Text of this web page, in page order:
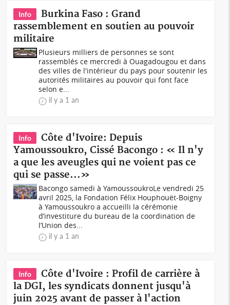
Info
Burkina Faso : Grand
rassemblement en soutien au pouvoir
militaire
Plusieurs milliers de personnes se sont
rassemblés ce mercredi à Ouagadougou et dans
des villes de l'intérieur du pays pour soutenir les
autorités militaires au pouvoir qui font face
selon e...
il y a 1 an
Info
Côte d'Ivoire: Depuis
Yamoussoukro, Cissé Bacongo : « Il n'y
a que les aveugles qui ne voient pas ce
qui se passe...»
Bacongo samedi à YamoussoukroLe vendredi 25
avril 2025, la Fondation Félix Houphouët-Boigny
à Yamoussoukro a accueilli la cérémonie
d’investiture du bureau de la coordination de
l’Union des...
il y a 1 an
Info
Côte d'Ivoire : Profil de carrière à
la DGI, les syndicats donnent jusqu'à
juin 2025 avant de passer à l'action